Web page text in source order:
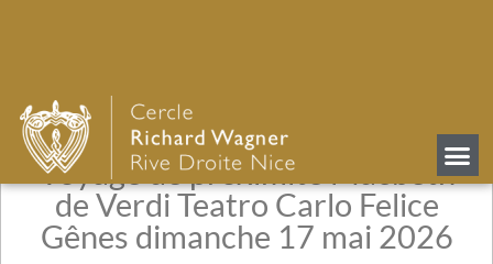
Voyage de proximité Macbeth
de Verdi Teatro Carlo Felice
Gênes dimanche 17 mai 2026